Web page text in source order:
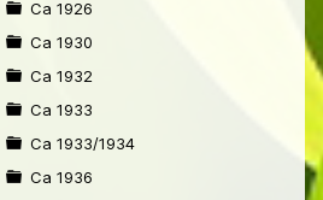
Ca 1926
Ca 1930
Ca 1932
Ca 1933
Ca 1933/1934
Ca 1936